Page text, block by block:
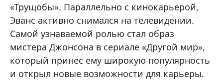
«Трущобы». Параллельно с кинокарьерой,
Эванс активно снимался на телевидении.
Самой узнаваемой ролью стал образ
мистера Джонсона в сериале «Другой мир»,
который принес ему широкую популярность
и открыл новые возможности для карьеры.